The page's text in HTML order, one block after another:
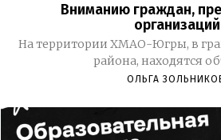
Вниманию граждан,
На территории ХМАО-Югры, в
района, находятся
ОЛЬГА